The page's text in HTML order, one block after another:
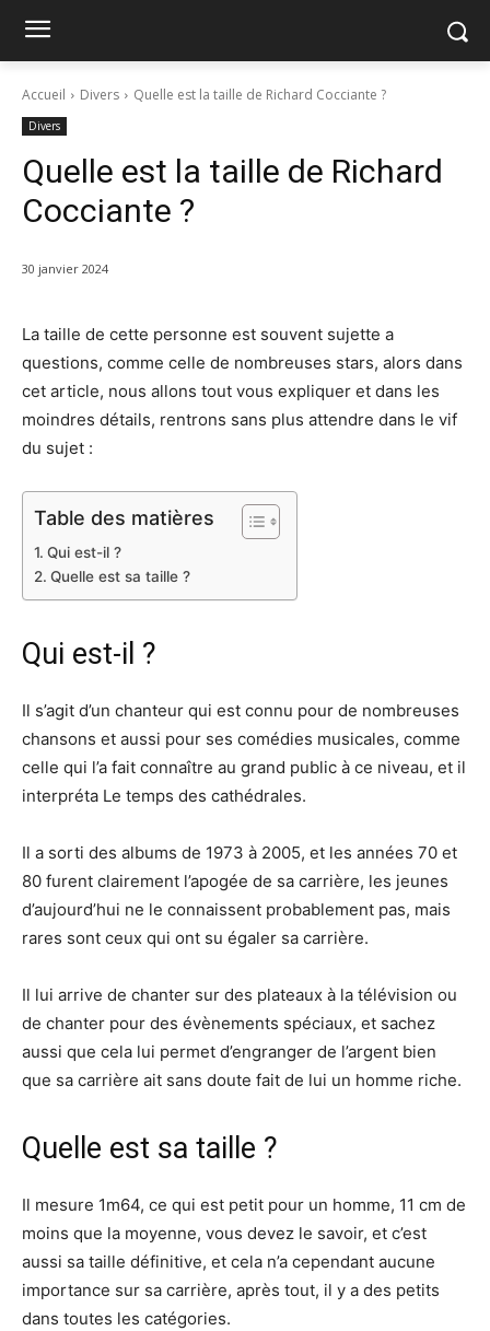
Accueil Divers Quelle est la taille de Richard Cocciante ?
Divers
Quelle est la taille de Richard
Cocciante ?
30 janvier 2024
La taille de cette personne est souvent sujette a
questions, comme celle de nombreuses stars, alors dans
cet article, nous allons tout vous expliquer et dans les
moindres détails, rentrons sans plus attendre dans le vif
du sujet :
Table des matières
Qui est-il ?
Quelle est sa taille ?
Qui est-il ?
Il s’agit d’un chanteur qui est connu pour de nombreuses
chansons et aussi pour ses comédies musicales, comme
celle qui l’a fait connaître au grand public à ce niveau, et il
interpréta Le temps des cathédrales.
Il a sorti des albums de 1973 à 2005, et les années 70 et
80 furent clairement l’apogée de sa carrière, les jeunes
d’aujourd’hui ne le connaissent probablement pas, mais
rares sont ceux qui ont su égaler sa carrière.
Il lui arrive de chanter sur des plateaux à la télévision ou
de chanter pour des évènements spéciaux, et sachez
aussi que cela lui permet d’engranger de l’argent bien
que sa carrière ait sans doute fait de lui un homme riche.
Quelle est sa taille ?
Il mesure 1m64, ce qui est petit pour un homme, 11 cm de
moins que la moyenne, vous devez le savoir, et c’est
aussi sa taille définitive, et cela n’a cependant aucune
importance sur sa carrière, après tout, il y a des petits
dans toutes les catégories.